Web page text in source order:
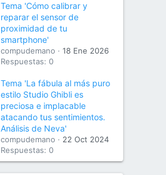
Tema 'Cómo calibrar y
reparar el sensor de
proximidad de tu
smartphone'
compudemano
18 Ene 2026
Respuestas: 0
Tema 'La fábula al más puro
estilo Studio Ghibli es
preciosa e implacable
atacando tus sentimientos.
Análisis de Neva'
compudemano
22 Oct 2024
Respuestas: 0